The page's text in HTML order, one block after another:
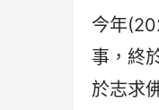
今年
事，終
於志求